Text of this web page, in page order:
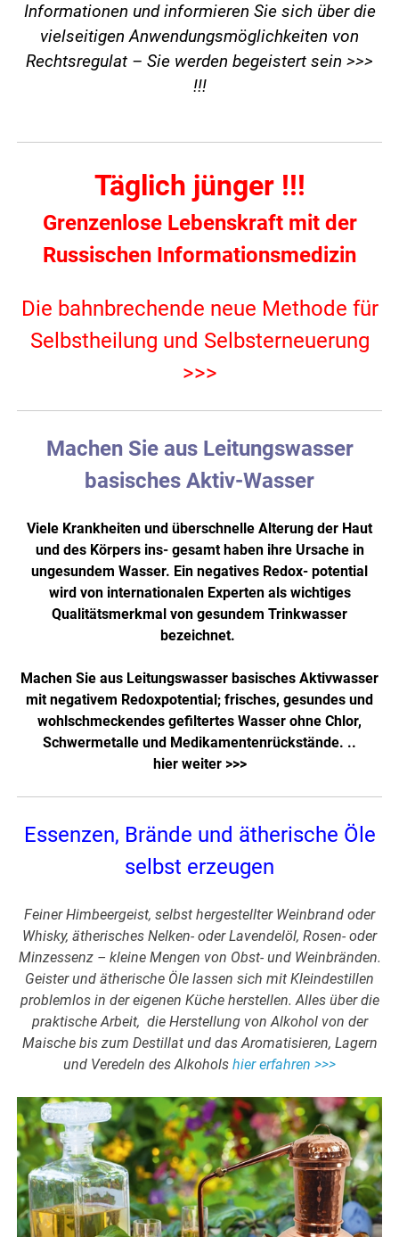
Informationen und informieren Sie sich über die
vielseitigen Anwendungsmöglichkeiten von
Rechtsregulat – Sie werden begeistert sein >>>
!!!
Täglich jünger !!!
Grenzenlose Lebenskraft mit der
Russischen Informationsmedizin
Die bahnbrechende neue Methode für
Selbstheilung und Selbsterneuerung
>>>
Machen Sie aus Leitungswasser
basisches Aktiv-Wasser
Viele Krankheiten und überschnelle Alterung der Haut
und des Körpers ins- gesamt haben ihre Ursache in
ungesundem Wasser. Ein negatives Redox- potential
wird von internationalen Experten als wichtiges
Qualitätsmerkmal von gesundem Trinkwasser
bezeichnet.
Machen Sie aus Leitungswasser basisches Aktivwasser
mit negativem Redoxpotential; frisches, gesundes und
wohlschmeckendes gefiltertes Wasser ohne Chlor,
Schwermetalle und Medikamentenrückstände. ..
hier weiter >>>
Essenzen, Brände und ätherische Öle
selbst erzeugen
Feiner Himbeergeist, selbst hergestellter Weinbrand oder
Whisky, ätherisches Nelken- oder Lavendelöl, Rosen- oder
Minzessenz – kleine Mengen von Obst- und Weinbränden.
Geister und ätherische Öle lassen sich mit Kleindestillen
problemlos in der eigenen Küche herstellen. Alles über die
praktische Arbeit, die Herstellung von Alkohol von der
Maische bis zum Destillat und das Aromatisieren, Lagern
und Veredeln des Alkohols hier erfahren >>>